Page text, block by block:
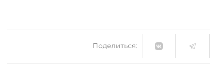
Поделиться: